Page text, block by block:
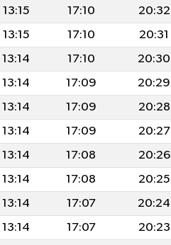
13:15 17:10 20:32
13:15 17:10 20:31
13:14 17:10 20:30
13:14 17:09 20:29
13:14 17:09 20:28
13:14 17:09 20:27
13:14 17:08 20:26
13:14 17:08 20:25
13:14 17:07 20:24
13:14 17:07 20:23